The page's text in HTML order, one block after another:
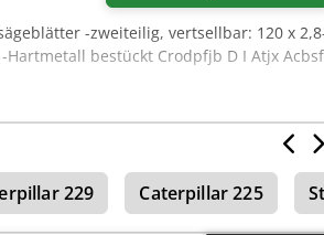
-zweiteilig, vertsellbar: 120 x
bestückt Crodpfjb D I Atjx Acbsf
229 Caterpillar 225